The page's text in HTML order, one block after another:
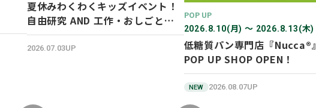
夏休みわくわくキッズイベント！
自由研究 AND 工作・おしごと体
験！
2026.07.03UP
POP UP
2026.8.10(月) 〜 2026.8.13(木)
低糖質パン専門店『Nucca®』
POP UP SHOP OPEN！
NEW 2026.08.07UP